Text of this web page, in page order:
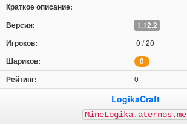
1.12.2
0 / 20
0
0
LogikaCraft
MineLogika.aternos.me